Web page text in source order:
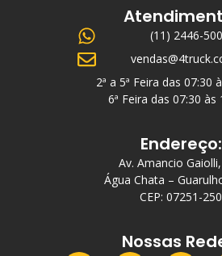
(11) 2446-
2ª a 5ª Feira das 07:30
6ª Feira das 07:30 às
Endereço:
Av. Amancio
Água Chata –
CEP: 07251-250
Nossas